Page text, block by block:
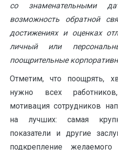
со знаменательными
возможность обратной
достижениях и оценках
личный или
поощрительные
Отметим, что поощрять,
нужно всех
мотивация сотрудников
на лучших: самая
показатели и другие
подкрепление